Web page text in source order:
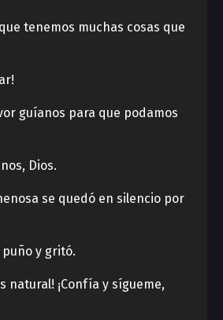
tenemos muchas cosas que
guíanos para que podamos
Dios.
se quedó en silencio por
y gritó.
natural! ¡Confía y sígueme,